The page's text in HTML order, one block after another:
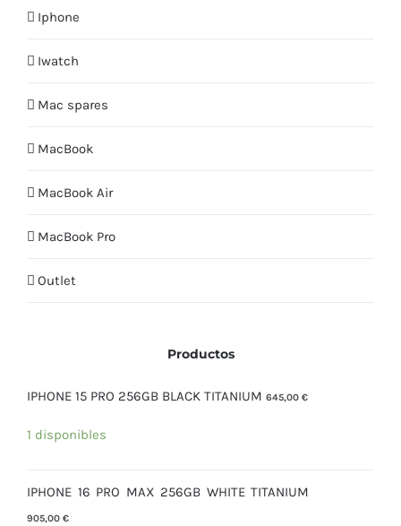
Iphone
Iwatch
Mac spares
MacBook
MacBook Air
MacBook Pro
Outlet
Productos
IPHONE 15 PRO 256GB BLACK TITANIUM 645,00 €
1 disponibles
IPHONE 16 PRO MAX 256GB WHITE TITANIUM
905,00 €